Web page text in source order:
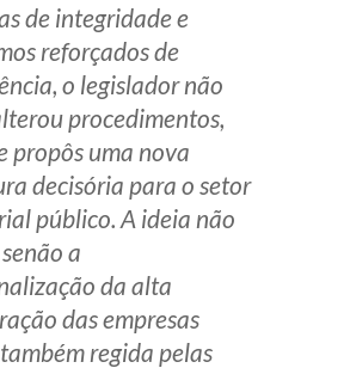
de integridade e
reforçados de
o legislador não
procedimentos,
propôs uma nova
decisória para o setor
público. A ideia não
a
da alta
das empresas
regida pelas